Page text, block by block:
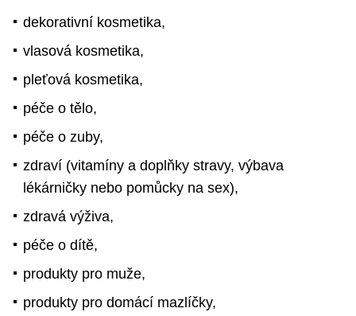
dekorativní kosmetika,
vlasová kosmetika,
pleťová kosmetika,
péče o tělo,
péče o zuby,
zdraví (vitamíny a doplňky stravy, výbava
lékárničky nebo pomůcky na sex),
zdravá výživa,
péče o dítě,
produkty pro muže,
produkty pro domácí mazlíčky,